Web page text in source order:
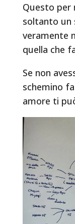
Questo per
soltanto un
veramente
quella che
Se non
schemino
amore ti